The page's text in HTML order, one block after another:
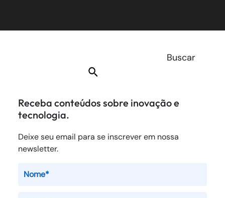
Receba conteúdos sobre inovação e
tecnologia.
Deixe seu email para se inscrever em nossa
newsletter.